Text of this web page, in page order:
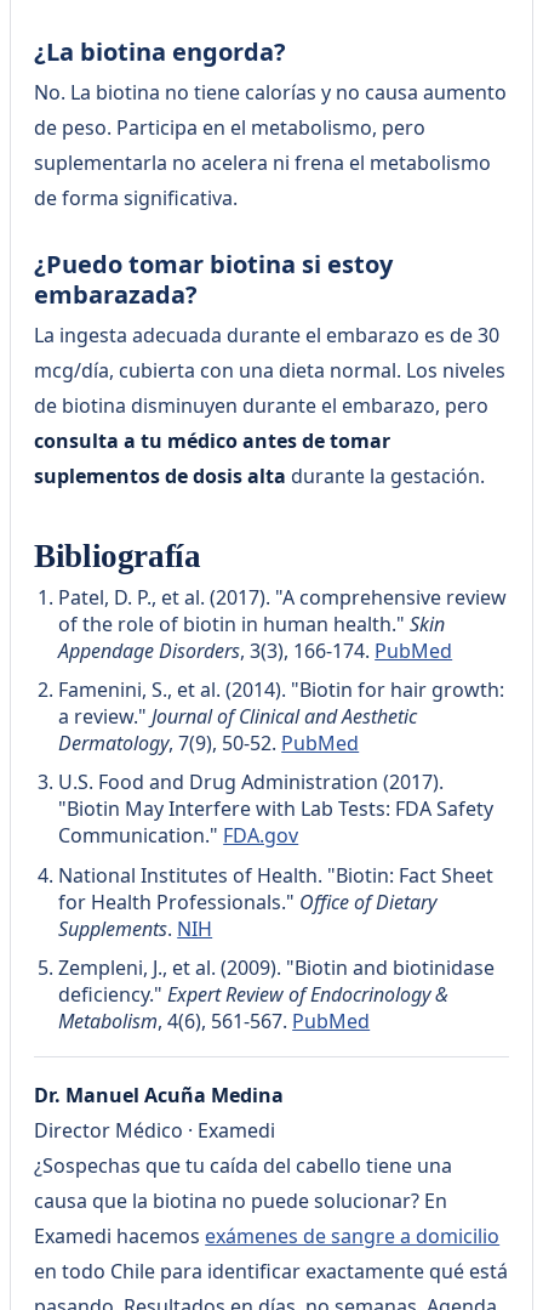
¿La biotina engorda?
No. La biotina no tiene calorías y no causa aumento
de peso. Participa en el metabolismo, pero
suplementarla no acelera ni frena el metabolismo
de forma significativa.
¿Puedo tomar biotina si estoy
embarazada?
La ingesta adecuada durante el embarazo es de 30
mcg/día, cubierta con una dieta normal. Los niveles
de biotina disminuyen durante el embarazo, pero
consulta a tu médico antes de tomar
suplementos de dosis alta durante la gestación.
Bibliografía
Patel, D. P., et al. (2017). "A comprehensive review
of the role of biotin in human health."Skin
Appendage Disorders, 3(3), 166-174. PubMed
Famenini, S., et al. (2014). "Biotin for hair growth:
a review."Journal of Clinical and Aesthetic
Dermatology, 7(9), 50-52. PubMed
U.S. Food and Drug Administration (2017).
"Biotin May Interfere with Lab Tests: FDA Safety
Communication." FDA.gov
National Institutes of Health. "Biotin: Fact Sheet
for Health Professionals." Office of Dietary
Supplements. NIH
Zempleni, J., et al. (2009). "Biotin and biotinidase
deficiency."Expert Review of Endocrinology &
Metabolism, 4(6), 561-567. PubMed
Dr. Manuel Acuña Medina
Director Médico · Examedi
¿Sospechas que tu caída del cabello tiene una
causa que la biotina no puede solucionar? En
Examedi hacemos exámenes de sangre a domicilio
en todo Chile para identificar exactamente qué está